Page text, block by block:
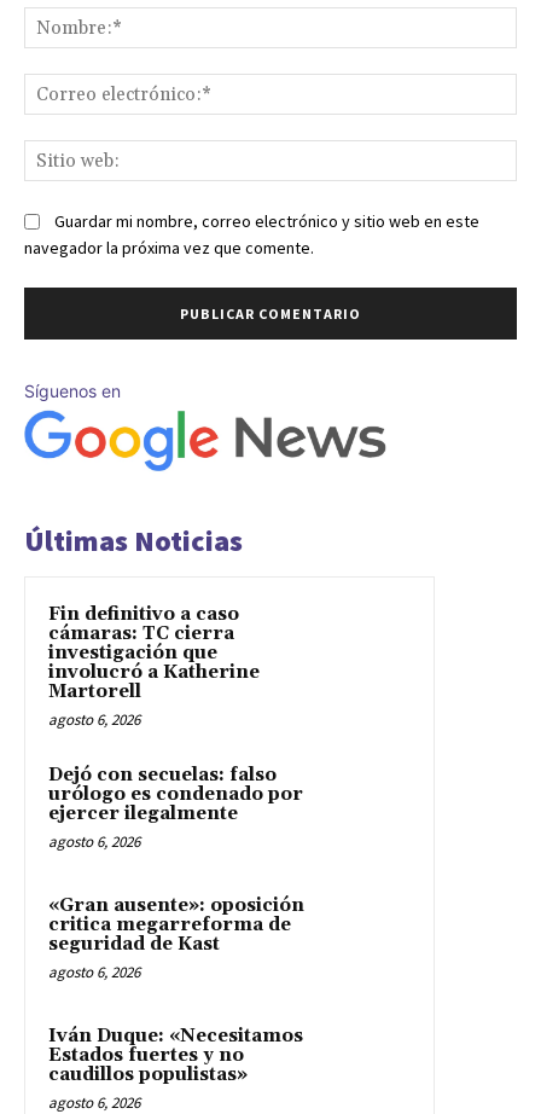
Guardar mi nombre, correo electrónico y sitio web en este
navegador la próxima vez que comente.
Síguenos en
Últimas Noticias
Fin definitivo a caso
cámaras: TC cierra
investigación que
involucró a Katherine
Martorell
agosto 6, 2026
Dejó con secuelas: falso
urólogo es condenado por
ejercer ilegalmente
agosto 6, 2026
«Gran ausente»: oposición
critica megarreforma de
seguridad de Kast
agosto 6, 2026
Iván Duque: «Necesitamos
Estados fuertes y no
caudillos populistas»
agosto 6, 2026